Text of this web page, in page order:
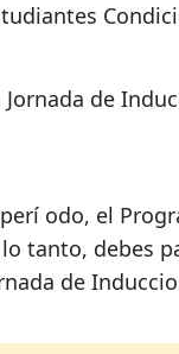
de
odo, el
tanto, debes
de